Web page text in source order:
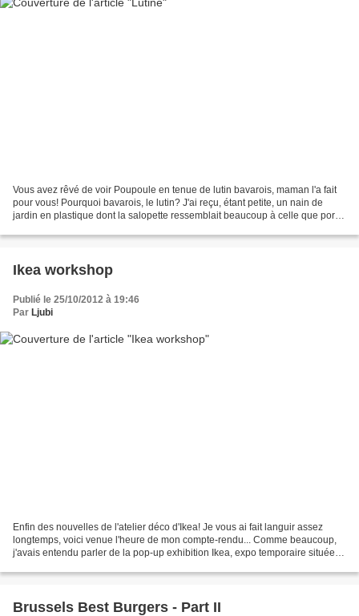
Vous avez rêvé de voir Poupoule en tenue de lutin bavarois, maman l'a fait
pour vous! Pourquoi bavarois, le lutin? J'ai reçu, étant petite, un nain de
jardin en plastique dont la salopette ressemblait beaucoup à celle que porte
Ikea workshop
Publié le 25/10/2012 à 19:46
Par Ljubi
Enfin des nouvelles de l'atelier déco d'Ikea! Je vous ai fait languir assez
longtemps, voici venue l'heure de mon compte-rendu... Comme beaucoup,
j'avais entendu parler de la pop-up exhibition Ikea, expo temporaire située
Brussels Best Burgers - Part II